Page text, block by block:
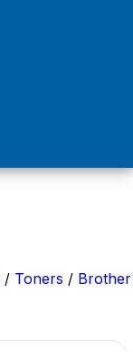
/ Toners / Brother